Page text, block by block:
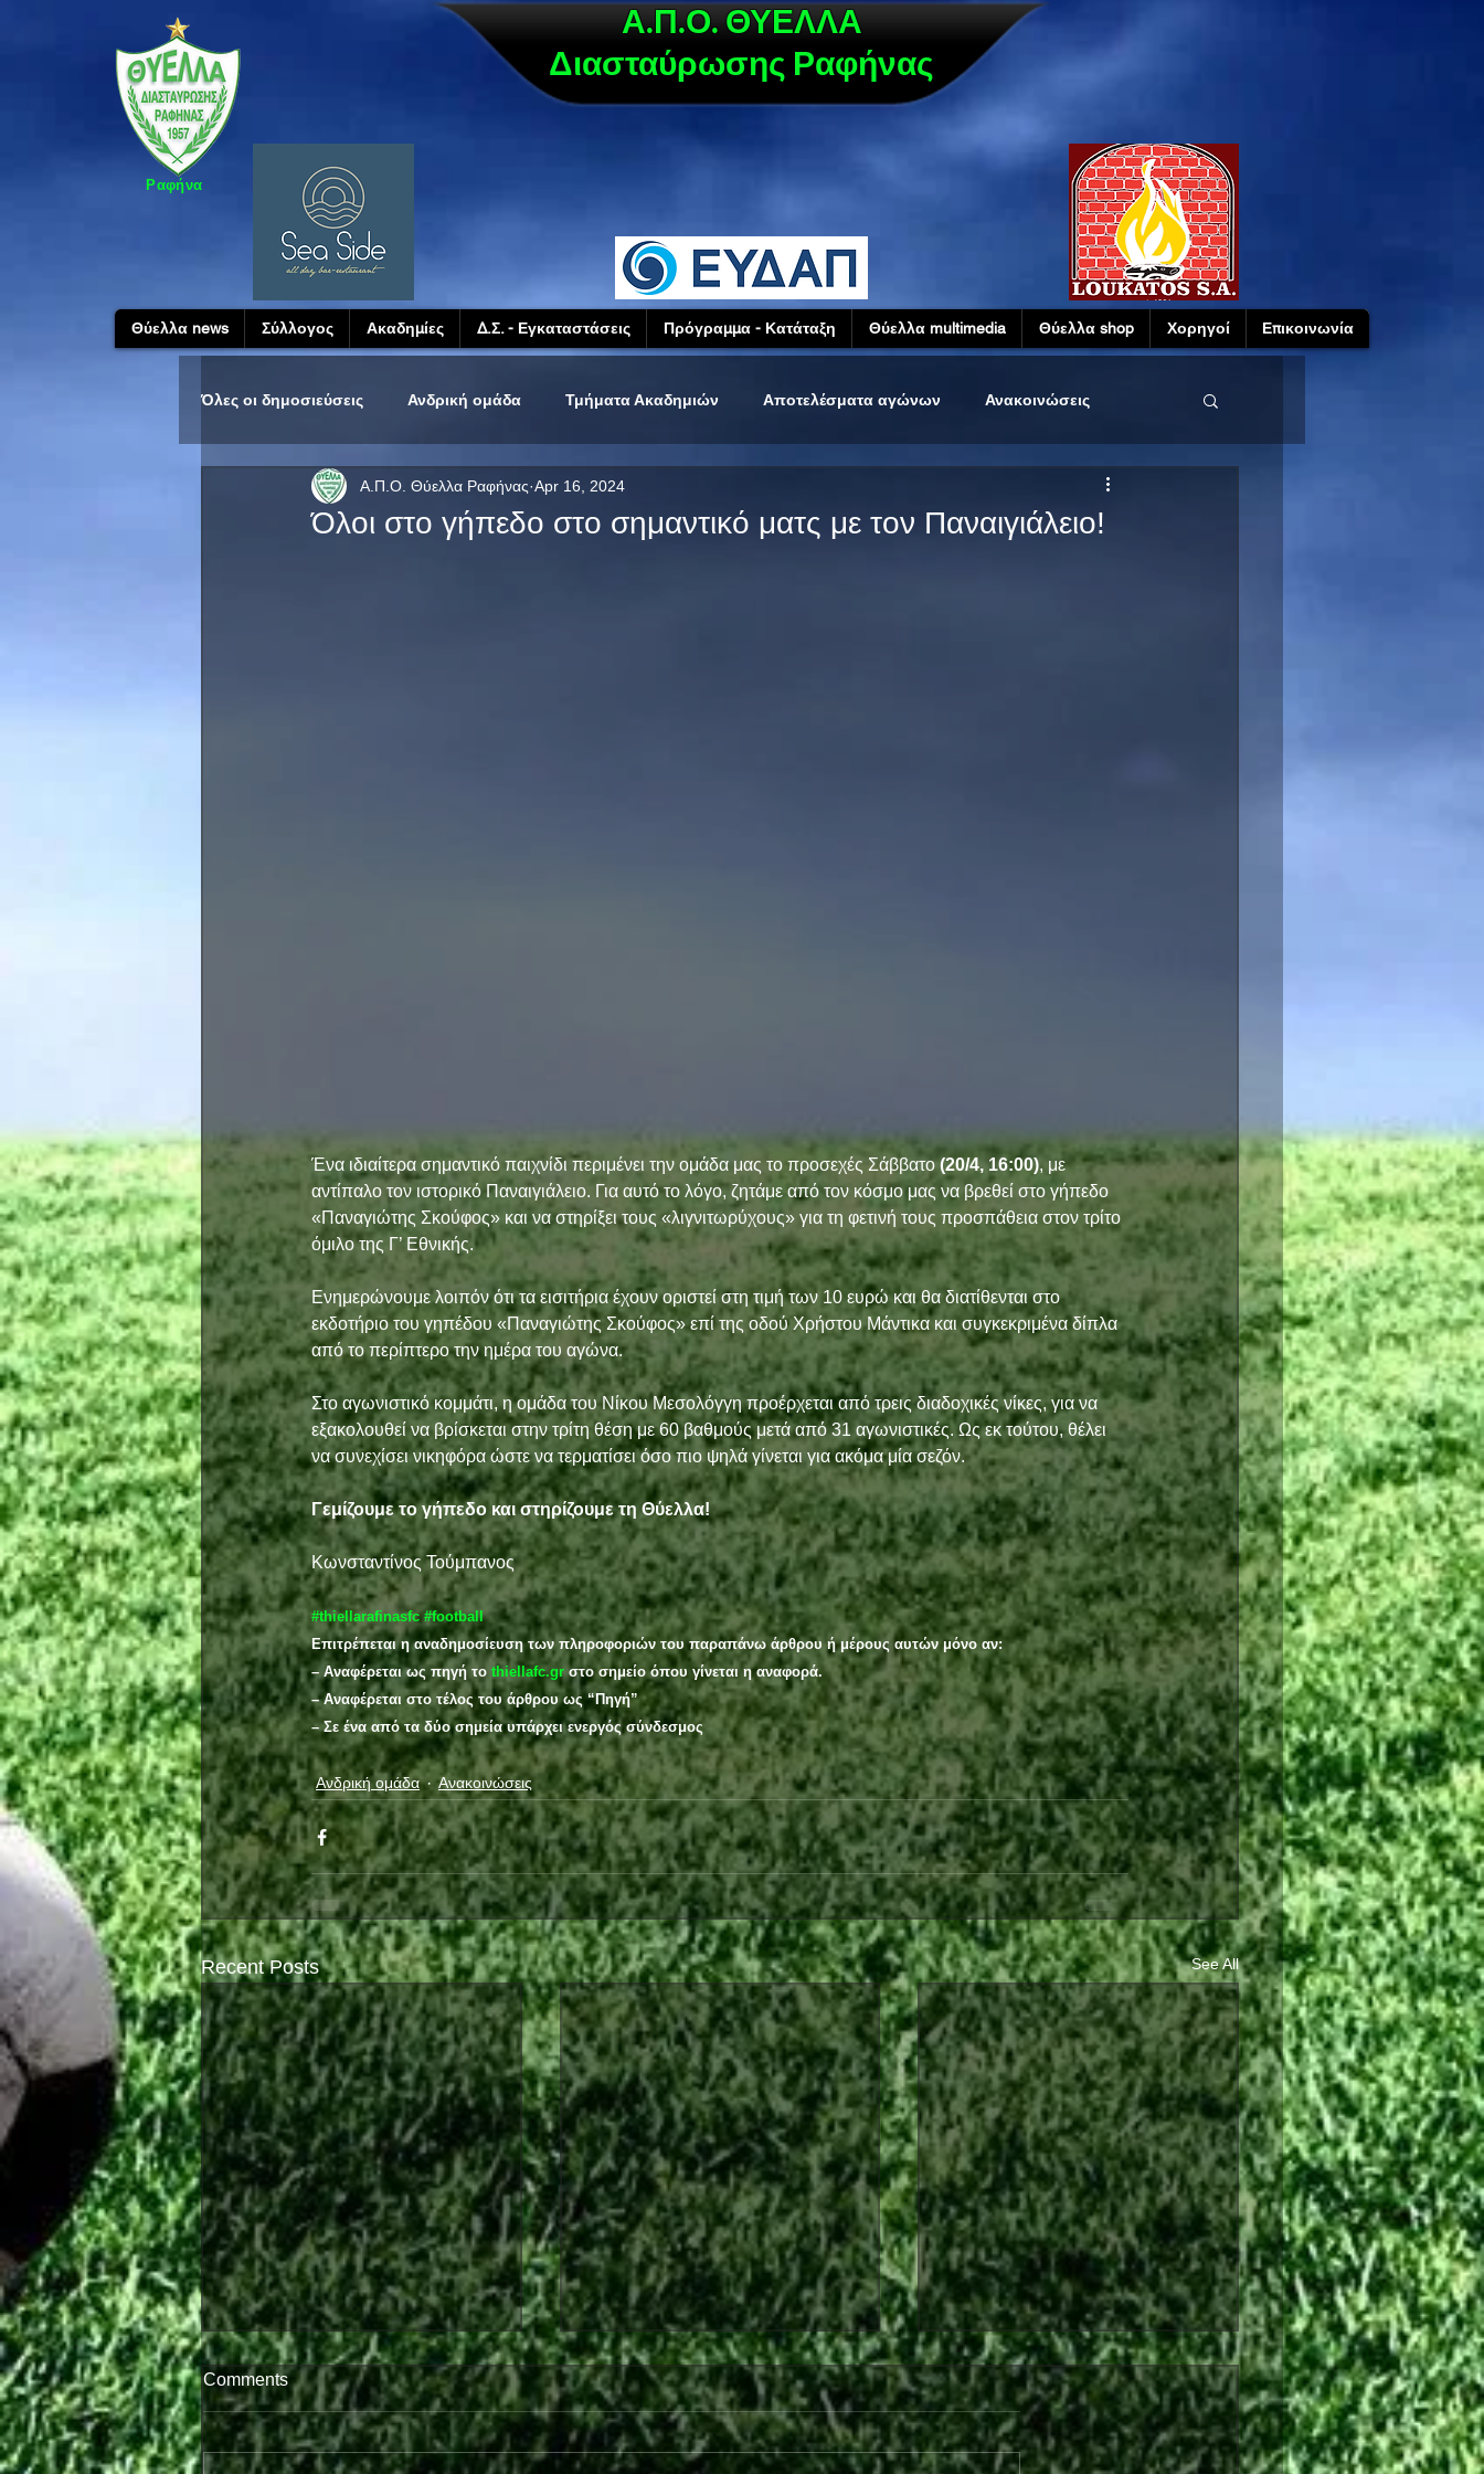
Ραφήνα
Α.Π.Ο. ΘΥΕΛΛΑ
Διασταύρωσης Ραφήνας
Θύελλα news Σύλλογος Ακαδημίες Δ.Σ. - Εγκαταστάσεις Πρόγραμμα - Κατάταξη Θύελλα multimedia Θύελλα shop Χορηγοί Επικοινωνία
Όλες οι δημοσιεύσεις Ανδρική ομάδα Τμήματα Ακαδημιών Αποτελέσματα αγώνων Ανακοινώσεις
Όλοι στο γήπεδο στο σημαντικό ματς με τον Παναιγιάλειο!
Α.Π.Ο. Θύελλα Ραφήνας Apr 16, 2024
Ένα ιδιαίτερα σημαντικό παιχνίδι περιμένει την ομάδα μας το προσεχές Σάββατο (20/4, 16:00), με
αντίπαλο τον ιστορικό Παναιγιάλειο. Για αυτό το λόγο, ζητάμε από τον κόσμο μας να βρεθεί στο γήπεδο
«Παναγιώτης Σκούφος» και να στηρίξει τους «λιγνιτωρύχους» για τη φετινή τους προσπάθεια στον τρίτο
όμιλο της Γ’ Εθνικής.
Ενημερώνουμε λοιπόν ότι τα εισιτήρια έχουν οριστεί στη τιμή των 10 ευρώ και θα διατίθενται στο
εκδοτήριο του γηπέδου «Παναγιώτης Σκούφος» επί της οδού Χρήστου Μάντικα και συγκεκριμένα δίπλα
από το περίπτερο την ημέρα του αγώνα.
Στο αγωνιστικό κομμάτι, η ομάδα του Νίκου Μεσολόγγη προέρχεται από τρεις διαδοχικές νίκες, για να
εξακολουθεί να βρίσκεται στην τρίτη θέση με 60 βαθμούς μετά από 31 αγωνιστικές. Ως εκ τούτου, θέλει
να συνεχίσει νικηφόρα ώστε να τερματίσει όσο πιο ψηλά γίνεται για ακόμα μία σεζόν.
Γεμίζουμε το γήπεδο και στηρίζουμε τη Θύελλα!
Κωνσταντίνος Τούμπανος
#thiellarafinasfc #football
Επιτρέπεται η αναδημοσίευση των πληροφοριών του παραπάνω άρθρου ή μέρους αυτών μόνο αν:
– Αναφέρεται ως πηγή το thiellafc.gr στο σημείο όπου γίνεται η αναφορά.
– Αναφέρεται στο τέλος του άρθρου ως “Πηγή”
– Σε ένα από τα δύο σημεία υπάρχει ενεργός σύνδεσμος
Ανδρική ομάδα Ανακοινώσεις
Recent Posts See All
Comments